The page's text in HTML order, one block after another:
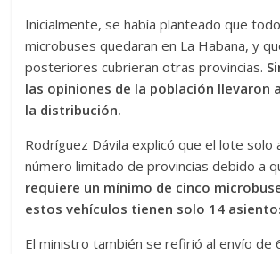
Inicialmente, se había planteado que
microbuses quedaran en La Habana, y
posteriores cubrieran otras provincias.
las opiniones de la población llevaron
la distribución.
Rodríguez Dávila explicó que el lote solo
número limitado de provincias debido a
requiere un mínimo de cinco
estos vehículos tienen solo 14
El ministro también se refirió al envío de